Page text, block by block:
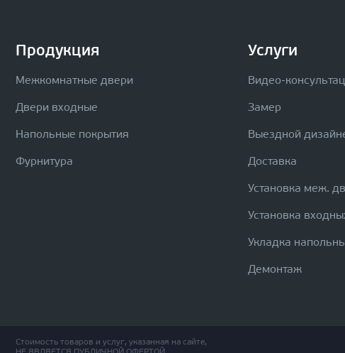
Продукция
Межкомнатные двери
Двери входные
Напольные покрытия
Фурнитура
Услуги
Видео-
Замер
Выездной
Доставка
Установка меж.
Установка
Укладка
Демонтаж
Стоимость товаров и услуг, указанная на сайте,